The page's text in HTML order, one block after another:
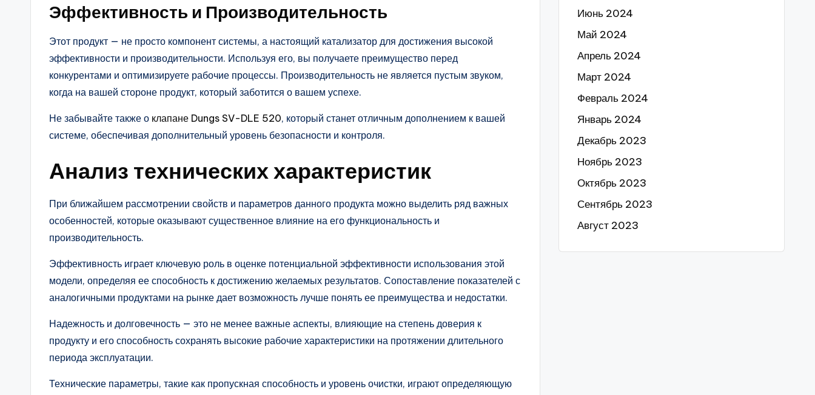
Эффективность и Производительность
Этот продукт — не просто компонент системы, а настоящий катализатор для достижения высокой
эффективности и производительности. Используя его, вы получаете преимущество перед
конкурентами и оптимизируете рабочие процессы. Производительность не является пустым звуком,
когда на вашей стороне продукт, который заботится о вашем успехе.
Не забывайте также о клапане Dungs SV-DLE 520, который станет отличным дополнением к вашей
системе, обеспечивая дополнительный уровень безопасности и контроля.
Анализ технических характеристик
При ближайшем рассмотрении свойств и параметров данного продукта можно выделить ряд важных
особенностей, которые оказывают существенное влияние на его функциональность и
производительность.
Эффективность играет ключевую роль в оценке потенциальной эффективности использования этой
модели, определяя ее способность к достижению желаемых результатов. Сопоставление показателей с
аналогичными продуктами на рынке дает возможность лучше понять ее преимущества и недостатки.
Надежность и долговечность — это не менее важные аспекты, влияющие на степень доверия к
продукту и его способность сохранять высокие рабочие характеристики на протяжении длительного
периода эксплуатации.
Технические параметры, такие как пропускная способность и уровень очистки, играют определяющую
Июнь 2024
Май 2024
Апрель 2024
Март 2024
Февраль 2024
Январь 2024
Декабрь 2023
Ноябрь 2023
Октябрь 2023
Сентябрь 2023
Август 2023